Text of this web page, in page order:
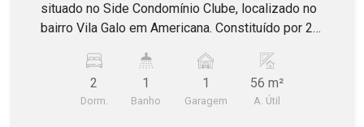
situado no Side Condomínio Clube, localizado no
bairro Vila Galo em Americana. Constituído por 2
social com blindex, ampla sala dois ambientes
com espelho, cozinha incluindo armários e
lavanderia separada. Possui 1 vaga de garagem
2
Dorm.
1
Banho
1
Garagem
56 m²
A. Útil